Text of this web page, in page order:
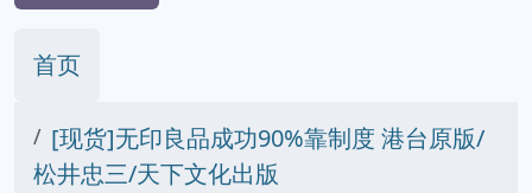
首页
[现货]无印良品成功90%靠制度 港台原版/
松井忠三/天下文化出版